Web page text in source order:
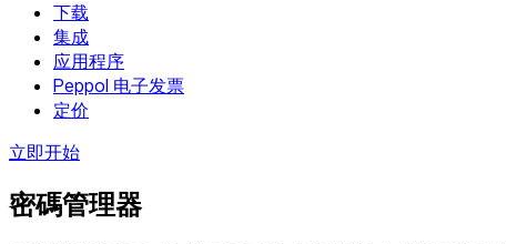
下载
集成
应用程序
Peppol 电子发票
定价
立即开始
密碼管理器